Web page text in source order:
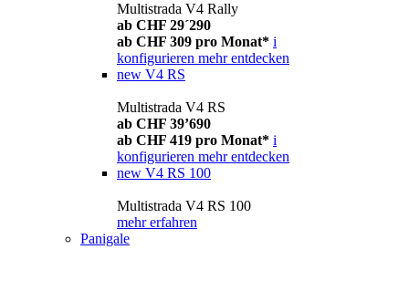
Multistrada V4 Rally
ab CHF 29´290
ab CHF 309 pro Monat* i
konfigurieren mehr entdecken
new V4 RS
Multistrada V4 RS
ab CHF 39’690
ab CHF 419 pro Monat* i
konfigurieren mehr entdecken
new V4 RS 100
Multistrada V4 RS 100
mehr erfahren
Panigale